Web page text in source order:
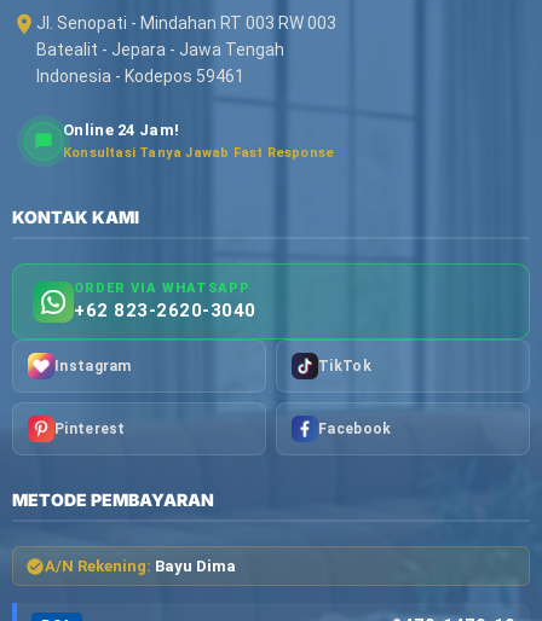
Jl. Senopati - Mindahan RT 003 RW 003
Batealit - Jepara - Jawa Tengah
Indonesia - Kodepos 59461
Online 24 Jam!
Konsultasi Tanya Jawab Fast Response
KONTAK KAMI
ORDER VIA WHATSAPP
+62 823-2620-3040
Instagram TikTok
Pinterest Facebook
METODE PEMBAYARAN
A/N Rekening: Bayu Dima